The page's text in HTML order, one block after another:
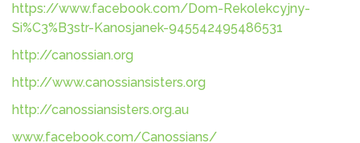
https://www.facebook.com/Dom-Rekolekcyjny-
Si%C3%B3str-Kanosjanek-945542495486531
http://canossian.org
http://www.canossiansisters.org
http://canossiansisters.org.au
www.facebook.com/Canossians/